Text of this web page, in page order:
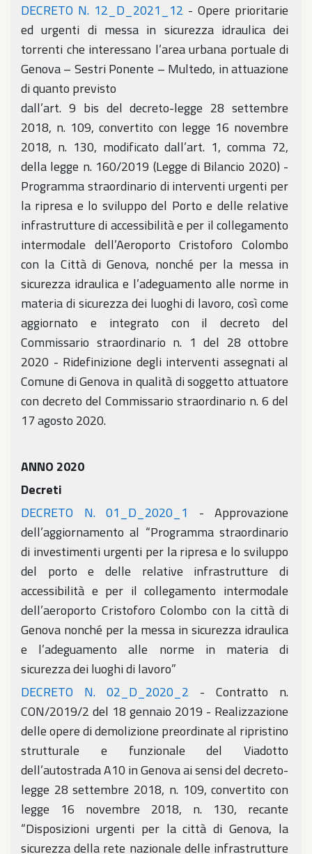
DECRETO N. 12_D_2021_12 - Opere prioritarie
ed urgenti di messa in sicurezza idraulica dei
torrenti che interessano l’area urbana portuale di
Genova – Sestri Ponente – Multedo, in attuazione
di quanto previsto
dall’art. 9 bis del decreto-legge 28 settembre
2018, n. 109, convertito con legge 16 novembre
2018, n. 130, modificato dall’art. 1, comma 72,
della legge n. 160/2019 (Legge di Bilancio 2020) -
Programma straordinario di interventi urgenti per
la ripresa e lo sviluppo del Porto e delle relative
infrastrutture di accessibilità e per il collegamento
intermodale dell’Aeroporto Cristoforo Colombo
con la Città di Genova, nonché per la messa in
sicurezza idraulica e l’adeguamento alle norme in
materia di sicurezza dei luoghi di lavoro, così come
aggiornato e integrato con il decreto del
Commissario straordinario n. 1 del 28 ottobre
2020 - Ridefinizione degli interventi assegnati al
Comune di Genova in qualità di soggetto attuatore
con decreto del Commissario straordinario n. 6 del
17 agosto 2020.
ANNO 2020
Decreti
DECRETO N. 01_D_2020_1 - Approvazione
dell’aggiornamento al “Programma straordinario
di investimenti urgenti per la ripresa e lo sviluppo
del porto e delle relative infrastrutture di
accessibilità e per il collegamento intermodale
dell’aeroporto Cristoforo Colombo con la città di
Genova nonché per la messa in sicurezza idraulica
e l’adeguamento alle norme in materia di
sicurezza dei luoghi di lavoro”
DECRETO N. 02_D_2020_2 - Contratto n.
CON/2019/2 del 18 gennaio 2019 - Realizzazione
delle opere di demolizione preordinate al ripristino
strutturale e funzionale del Viadotto
dell’autostrada A10 in Genova ai sensi del decreto-
legge 28 settembre 2018, n. 109, convertito con
legge 16 novembre 2018, n. 130, recante
“Disposizioni urgenti per la città di Genova, la
sicurezza della rete nazionale delle infrastrutture